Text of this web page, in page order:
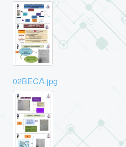
02BECA.jpg